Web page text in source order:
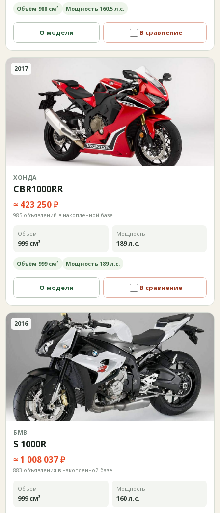
Объём 988 см³ Мощность 160,5 л.с.
О модели В сравнение
2017
ХОНДА
CBR1000RR
≈ 423 250 ₽
985 объявлений в накопленной базе
Объём
999 см³
Мощность
189 л.с.
Объём 999 см³ Мощность 189 л.с.
О модели В сравнение
2016
БМВ
S 1000R
≈ 1 008 037 ₽
883 объявления в накопленной базе
Объём
999 см³
Мощность
160 л.с.